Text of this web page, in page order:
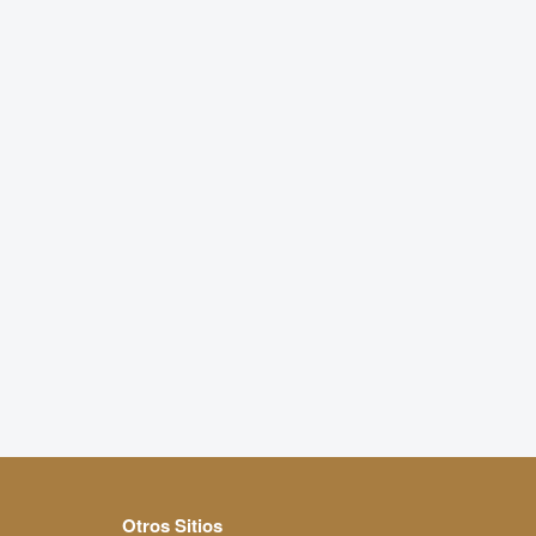
Otros Sitios